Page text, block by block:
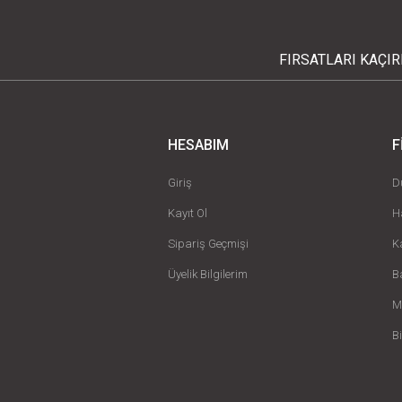
FIRSATLARI
HESABIM
Giriş
Kayıt Ol
Sipariş Geçmişi
Üyelik Bilgilerim